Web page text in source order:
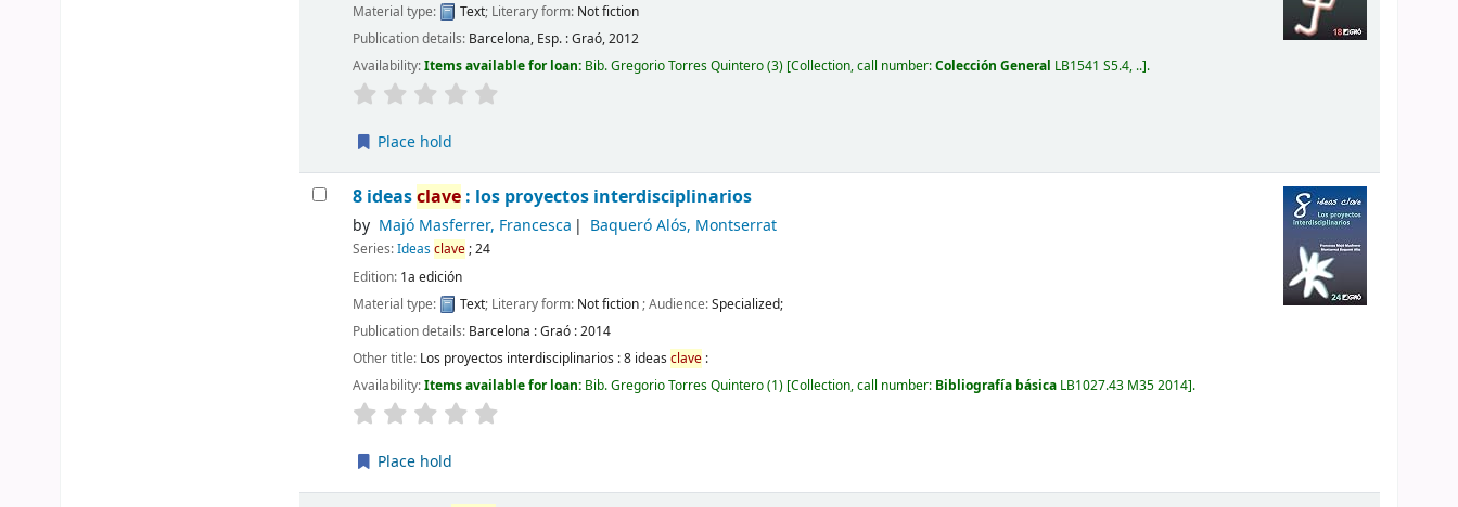
Material type:
Text; Literary form: Not fiction
Publication details: Barcelona, Esp. :Graó,2012
Availability:Items available for loan: Bib. Gregorio Torres Quintero(3) Collection, call number:Colección General LB1541 S5.4, .. .
Place hold
8 ideasclave : los proyectos interdisciplinarios
by Majó Masferrer, Francesca Baqueró Alós, Montserrat
Series:Ideasclave; 24
Edition: 1a edición
Material type:
Text; Literary form: Not fiction; Audience:Specialized;
Publication details: Barcelona :Graó :2014
Other title: Los proyectos interdisciplinarios : 8 ideasclave :
Availability:Items available for loan: Bib. Gregorio Torres Quintero(1) Collection, call number: Bibliografía básica LB1027.43 M35 2014 .
Place hold